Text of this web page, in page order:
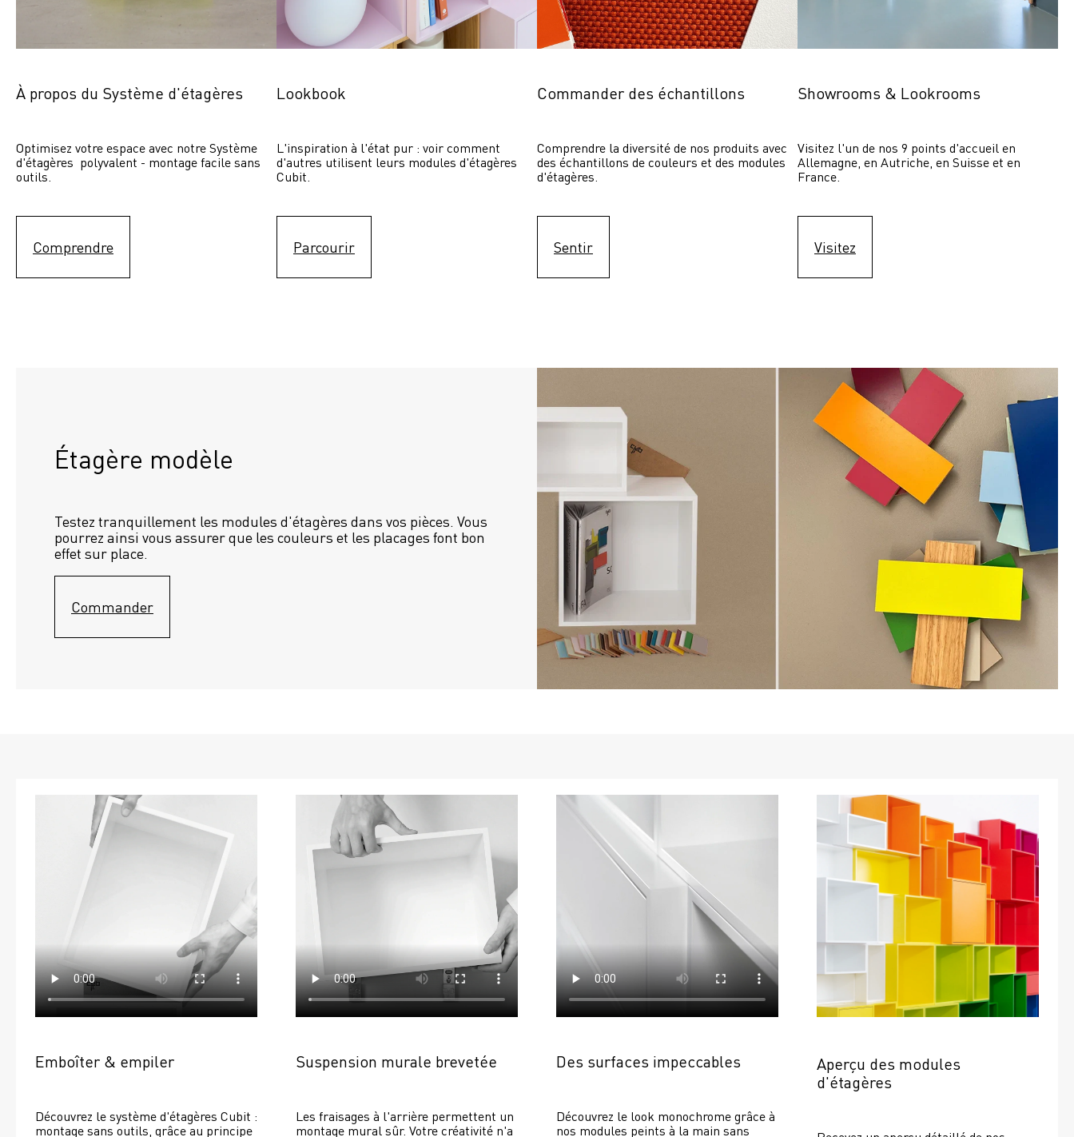
À propos du Système d'étagères
Optimisez votre espace avec notre Système
d'étagères  polyvalent - montage facile sans
outils.
Comprendre
Lookbook
L'inspiration à l'état pur : voir comment
d'autres utilisent leurs modules d'étagères
Cubit.
Parcourir
Commander des échantillons
Comprendre la diversité de nos produits avec
des échantillons de couleurs et des modules
d'étagères.
Sentir
Showrooms & Lookrooms
Visitez l'un de nos 9 points d'accueil en
Allemagne, en Autriche, en Suisse et en
France.
Visitez
Étagère modèle
Testez tranquillement les modules d'étagères dans vos pièces. Vous
pourrez ainsi vous assurer que les couleurs et les placages font bon
effet sur place.
Commander
Emboîter & empiler
Découvrez le système d'étagères Cubit :
montage sans outils, grâce au principe
Suspension murale brevetée
Les fraisages à l'arrière permettent un
montage mural sûr. Votre créativité n'a
Des surfaces impeccables
Découvrez le look monochrome grâce à
nos modules peints à la main sans
Aperçu des modules
d'étagères